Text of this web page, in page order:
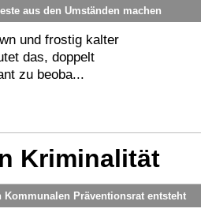
aus den Umständen machen
und frostig kalter
das, doppelt
zu beoba...
Kriminalität
Präventionsrat entsteht